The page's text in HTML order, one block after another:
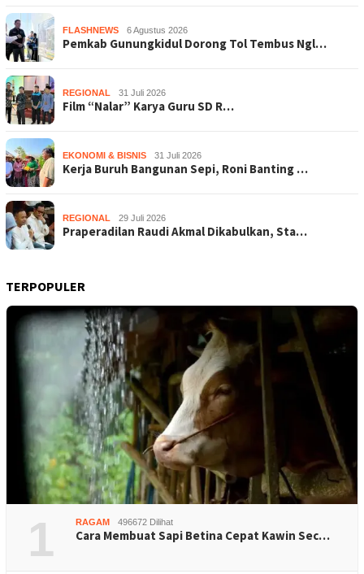
FLASHNEWS 6 Agustus 2026
Pemkab Gunungkidul Dorong Tol Tembus Ngl…
REGIONAL 31 Juli 2026
Film “Nalar” Karya Guru SD R…
EKONOMI & BISNIS 31 Juli 2026
Kerja Buruh Bangunan Sepi, Roni Banting …
REGIONAL 29 Juli 2026
Praperadilan Raudi Akmal Dikabulkan, Sta…
TERPOPULER
1 RAGAM 496672 Dilihat
Cara Membuat Sapi Betina Cepat Kawin Sec…